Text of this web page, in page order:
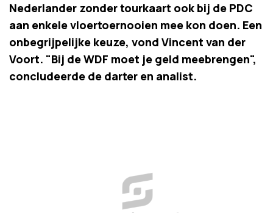
Nederlander zonder tourkaart ook bij de PDC
aan enkele vloertoernooien mee kon doen. Een
onbegrijpelijke keuze, vond Vincent van der
Voort. "Bij de WDF moet je geld meebrengen",
concludeerde de darter en analist.